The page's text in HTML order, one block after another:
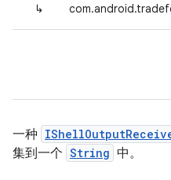
↳
一种
集到一个 String 中。